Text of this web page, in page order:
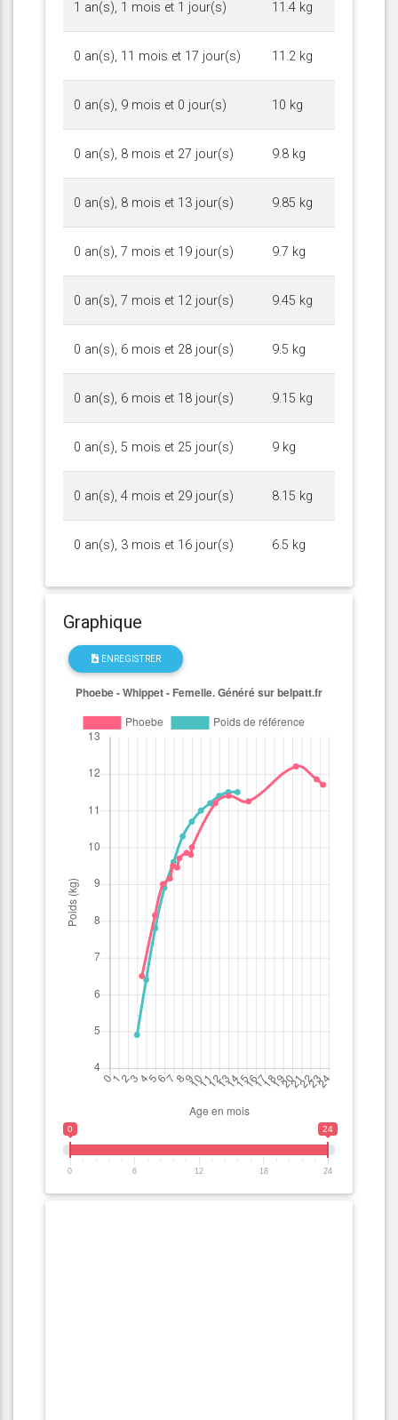
1 an(s), 1 mois et 1 jour(s) 11.4 kg
0 an(s), 11 mois et 17 jour(s) 11.2 kg
0 an(s), 9 mois et 0 jour(s) 10 kg
0 an(s), 8 mois et 27 jour(s) 9.8 kg
0 an(s), 8 mois et 13 jour(s) 9.85 kg
0 an(s), 7 mois et 19 jour(s) 9.7 kg
0 an(s), 7 mois et 12 jour(s) 9.45 kg
0 an(s), 6 mois et 28 jour(s) 9.5 kg
0 an(s), 6 mois et 18 jour(s) 9.15 kg
0 an(s), 5 mois et 25 jour(s) 9 kg
0 an(s), 4 mois et 29 jour(s) 8.15 kg
0 an(s), 3 mois et 16 jour(s) 6.5 kg
Graphique
ENREGISTRER
0 24
0 6 12 18 24